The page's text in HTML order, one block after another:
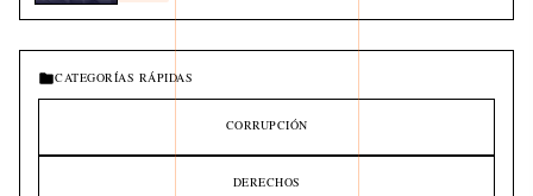
CATEGORÍAS RÁPIDAS
CORRUPCIÓN
DERECHOS